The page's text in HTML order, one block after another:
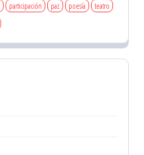
participación paz poesía
teatro